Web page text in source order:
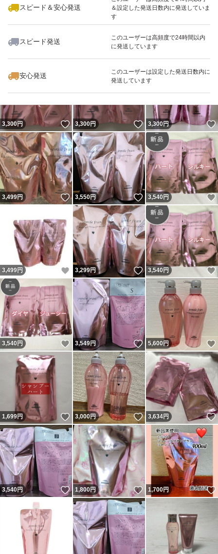
スピード＆安心発送
＆設定した発送日数内に発送していま
す
スピード発送
このユーザーは高頻度で24時間以内
に発送しています
安心発送
このユーザーは設定した発送日数内に
発送しています
いいね！
3,498
3,300円 いいね！
3,300円 いいね！
3,300円
3,499円 いいね！
3,550円 いいね！
3,540円
3,499円 いいね！
3,299円 いいね！
3,540円
3,540円 いいね！
3,549円 いいね！
5,600円
1,699円 いいね！
3,000円 いいね！
3,634円
3,540円 いいね！
1,800円 いいね！
1,700円